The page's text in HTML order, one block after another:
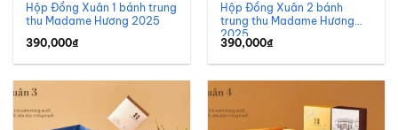
Hộp Đồng Xuân 1 bánh trung
thu Madame Hương 2025
390,000₫
Hộp Đồng Xuân 2 bánh
trung thu Madame Hương
2025
390,000₫